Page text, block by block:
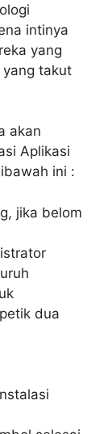
intinya
yang
takut
akan
Aplikasi
ini :
jika belom
dua